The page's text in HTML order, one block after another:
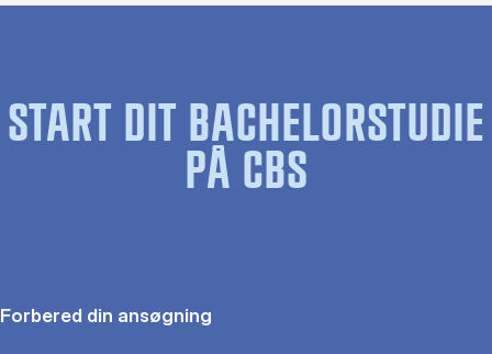
START DIT BACHELORSTUDIE
PÅ CBS
Forbered din ansøgning